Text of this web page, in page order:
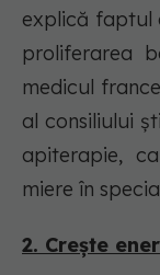
explică faptul
proliferarea
medicul
al consiliului
apiterapie,
miere în
2. Crește